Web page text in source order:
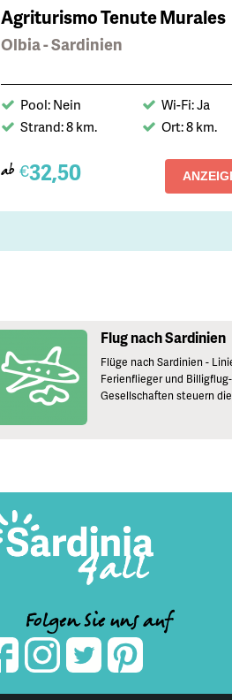
Agriturismo Tenute Murales
Olbia - Sardinien
Pool: Nein
Wi-Fi: Ja
Strand: 8 km.
Ort: 8 km.
ab €32,50
Flug nach Sardinien
Flüge nach Sardinien -
Ferienflieger und Billigflug-
Gesellschaften steuern
Folgen Sie uns auf